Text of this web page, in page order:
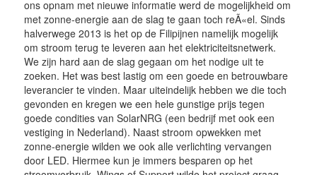
ons opnam met nieuwe informatie werd de mogelijkheid om
met zonne-energie aan de slag te gaan toch reÃ«el. Sinds
halverwege 2013 is het op de Filipijnen namelijk mogelijk
om stroom terug te leveren aan het elektriciteitsnetwerk.
We zijn hard aan de slag gegaan om het nodige uit te
zoeken. Het was best lastig om een goede en betrouwbare
leverancier te vinden. Maar uiteindelijk hebben we die toch
gevonden en kregen we een hele gunstige prijs tegen
goede condities van SolarNRG (een bedrijf met ook een
vestiging in Nederland). Naast stroom opwekken met
zonne-energie wilden we ook alle verlichting vervangen
door LED. Hiermee kun je immers besparen op het